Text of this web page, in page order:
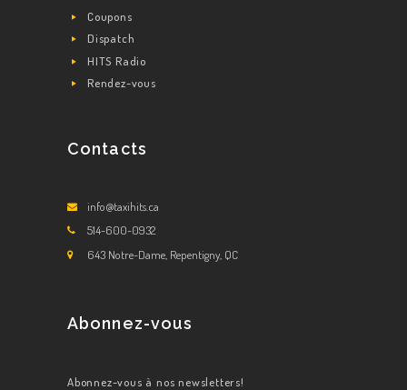
Coupons
Dispatch
HITS Radio
Rendez-vous
Contacts
info@taxihits.ca
514-600-0932
643 Notre-Dame, Repentigny, QC
Abonnez-vous
Abonnez-vous à nos newsletters!